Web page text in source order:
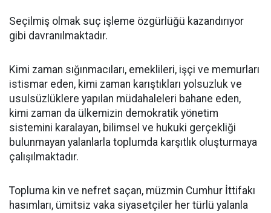
Seçilmiş olmak suç işleme özgürlüğü kazandırıyor
gibi davranılmaktadır.
Kimi zaman sığınmacıları, emeklileri, işçi ve memurları
istismar eden, kimi zaman karıştıkları yolsuzluk ve
usulsüzlüklere yapılan müdahaleleri bahane eden,
kimi zaman da ülkemizin demokratik yönetim
sistemini karalayan, bilimsel ve hukuki gerçekliği
bulunmayan yalanlarla toplumda karşıtlık oluşturmaya
çalışılmaktadır.
Topluma kin ve nefret saçan, müzmin Cumhur İttifakı
hasımları, ümitsiz vaka siyasetçiler her türlü yalanla